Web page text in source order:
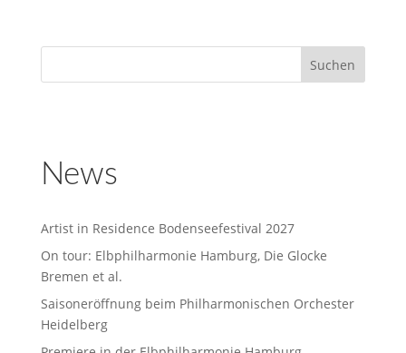
News
Artist in Residence Bodenseefestival 2027
On tour: Elbphilharmonie Hamburg, Die Glocke
Bremen et al.
Saisoneröffnung beim Philharmonischen Orchester
Heidelberg